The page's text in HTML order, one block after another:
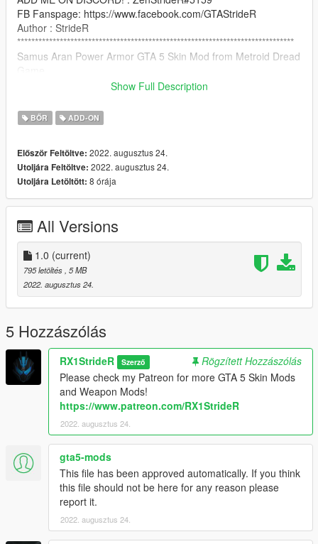
FB Fanspage: https://www.facebook.com/GTAStrideR
Author : StrideR
******************************************************************************
Samus Aran Power Armor GTA 5 Skin Mod from Metroid Dread
use addonpeds script: https://www.gta5-
mods.com/scripts/addonpeds-asi-pedselector
NOTICE: PLEASE DO NOT RE-UPLOAD THIS MOD TO ANY
******************************************************************************
Show Full Description
BŐR ADD-ON
Először Feltöltve: 2022. augusztus 24.
Utoljára Feltöltve: 2022. augusztus 24.
Utoljára Letöltött: 8 órája
All Versions
1.0 (current)
795 letöltés , 5 MB
2022. augusztus 24.
5 Hozzászólás
RX1StrideR Szerző
Rögzített Hozzászólás
Please check my Patreon for more GTA 5 Skin Mods
and Weapon Mods!
https://www.patreon.com/RX1StrideR
2022. augusztus 24.
gta5-mods
This file has been approved automatically. If you think
this file should not be here for any reason please
report it.
2022. augusztus 24.